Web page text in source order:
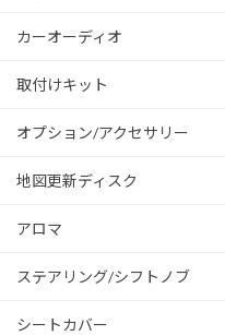
カーオーディオ
取付けキット
オプション/アクセサリー
地図更新ディスク
アロマ
ステアリング/シフトノブ
シートカバー